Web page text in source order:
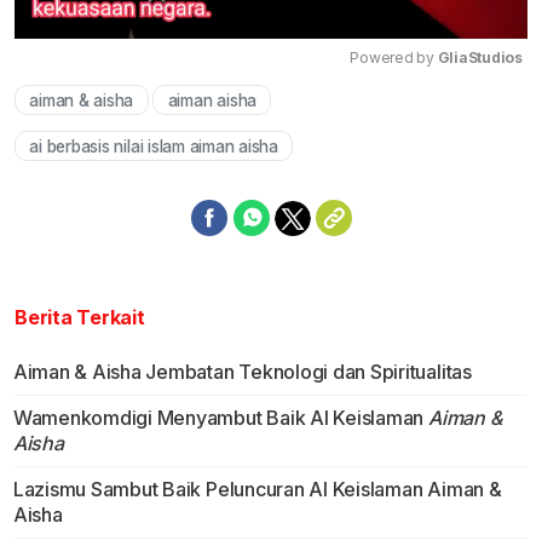
Powered by GliaStudios
aiman & aisha aiman aisha
ai berbasis nilai islam aiman aisha
Berita Terkait
Aiman & Aisha Jembatan Teknologi dan Spiritualitas
Wamenkomdigi Menyambut Baik AI Keislaman Aiman &
Aisha
Lazismu Sambut Baik Peluncuran AI Keislaman Aiman &
Aisha